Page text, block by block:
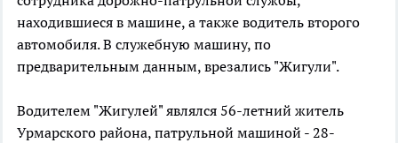
находившиеся в машине, а также водитель второго
автомобиля. В служебную машину, по
предварительным данным, врезались "Жигули".
Водителем "Жигулей" являлся 56-летний житель
Урмарского района, патрульной машиной - 28-